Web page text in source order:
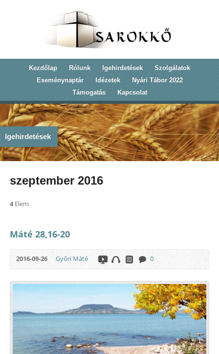
Kezdőlap Rólunk Igehirdetések
Szolgálatok
Eseménynaptár
Idézetek
Nyári Tábor 2022
Támogatás
Kapcsolat
Igehirdetések
szeptember 2016
4Elem
Máté 28,16-20
2016-09-26 Győri Máté 0